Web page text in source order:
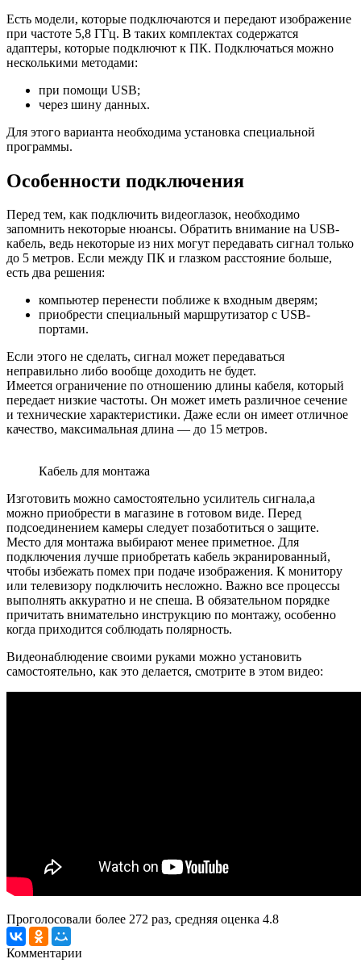
Есть модели, которые подключаются и передают изображение
при частоте 5,8 ГГц. В таких комплектах содержатся
адаптеры, которые подключют к ПК. Подключаться можно
несколькими методами:
при помощи USB;
через шину данных.
Для этого варианта необходима установка специальной
программы.
Особенности подключения
Перед тем, как подключить видеоглазок, необходимо
запомнить некоторые нюансы. Обратить внимание на USB-
кабель, ведь некоторые из них могут передавать сигнал только
до 5 метров. Если между ПК и глазком расстояние больше,
есть два решения:
компьютер перенести поближе к входным дверям;
приобрести специальный маршрутизатор с USB-
портами.
Если этого не сделать, сигнал может передаваться
неправильно либо вообще доходить не будет.
Имеется ограничение по отношению длины кабеля, который
передает низкие частоты. Он может иметь различное сечение
и технические характеристики. Даже если он имеет отличное
качество, максимальная длина — до 15 метров.
Кабель для монтажа
Изготовить можно самостоятельно усилитель сигнала,а
можно приобрести в магазине в готовом виде. Перед
подсоединением камеры следует позаботиться о защите.
Место для монтажа выбирают менее приметное. Для
подключения лучше приобретать кабель экранированный,
чтобы избежать помех при подаче изображения. К монитору
или телевизору подключить несложно. Важно все процессы
выполнять аккуратно и не спеша. В обязательном порядке
причитать внимательно инструкцию по монтажу, особенно
когда приходится соблюдать полярность.
Видеонаблюдение своими руками можно установить
самостоятельно, как это делается, смотрите в этом видео:
Проголосовали более 272 раз, средняя оценка 4.8
Комментарии